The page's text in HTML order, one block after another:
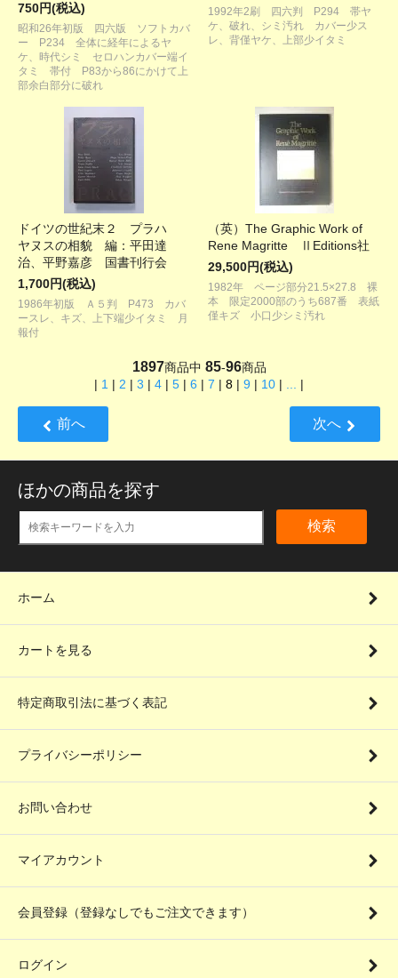
750円(税込)
昭和26年初版 四六版 ソフトカバ
ー P234 全体に経年によるヤ
ケ、時代シミ セロハンカバー端イ
タミ 帯付 P83から86にかけて上
部余白部分に破れ
1992年2刷 四六判 P294 帯ヤ
ケ、破れ、シミ汚れ カバー少ス
レ、背僅ヤケ、上部少イタミ
ドイツの世紀末２ プラハ
ヤヌスの相貌 編：平田達
治、平野嘉彦 国書刊行会
1,700円(税込)
1986年初版 Ａ５判 P473 カバ
ースレ、キズ、上下端少イタミ 月
報付
（英）The Graphic Work of
Rene Magritte ⅡEditions社
29,500円(税込)
1982年 ページ部分21.5×27.8 裸
本 限定2000部のうち687番 表紙
僅キズ 小口少シミ汚れ
1897商品中 85-96商品
| 1 | 2 | 3 | 4 | 5 | 6 | 7 | 8 | 9 | 10 | ... |
前へ 次へ
ほかの商品を探す
検索
ホーム
カートを見る
特定商取引法に基づく表記
プライバシーポリシー
お問い合わせ
マイアカウント
会員登録（登録なしでもご注文できます）
ログイン